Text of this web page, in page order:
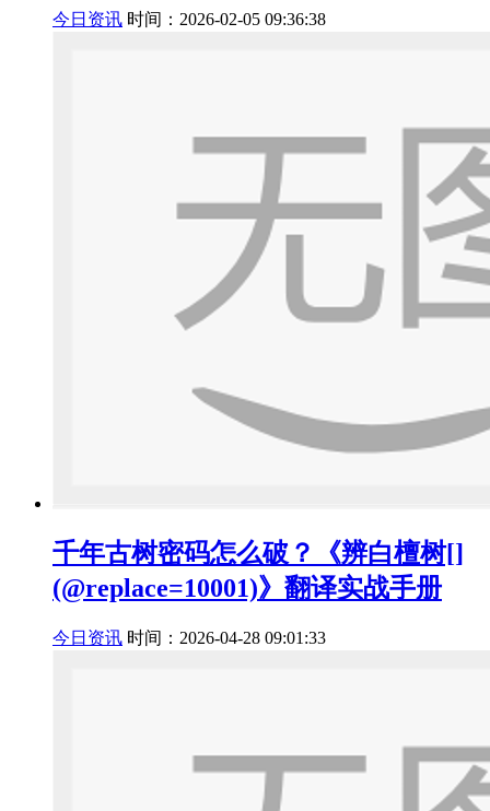
今日资讯 时间：2026-02-05 09:36:38
千年古树密码怎么破？《辨白檀树[]
(@replace=10001)》翻译实战手册
今日资讯 时间：2026-04-28 09:01:33